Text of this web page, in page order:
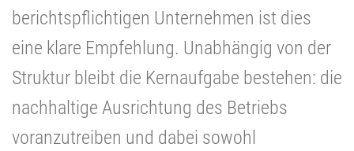
berichtspflichtigen Unternehmen ist dies
eine klare Empfehlung. Unabhängig von der
Struktur bleibt die Kernaufgabe bestehen: die
nachhaltige Ausrichtung des Betriebs
voranzutreiben und dabei sowohl